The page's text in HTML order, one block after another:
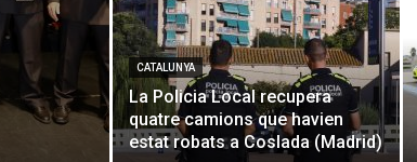
CATALUNYA
La Policia Local recupera
quatre camions que havien
estat robats a Coslada (Madrid)